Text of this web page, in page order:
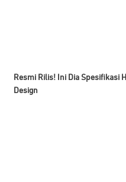
Resmi Rilis! Ini Dia Spesifikasi
Design